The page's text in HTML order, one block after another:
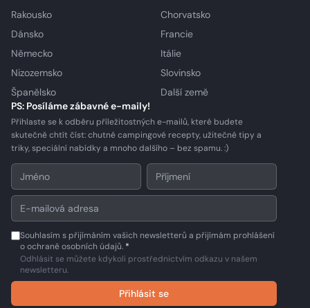
Rakousko
Chorvatsko
Dánsko
Francie
Německo
Itálie
Nizozemsko
Slovinsko
Španělsko
Další země
PS: Posíláme zábavné e-maily!
Přihlaste se k odběru příležitostných e-mailů, které budete
skutečně chtít číst: chutné campingové recepty, užitečné tipy a
triky, speciální nabídky a mnoho dalšího – bez spamu. :)
Souhlasím s přijímáním vašich newsletterů a přijímám prohlášení
o ochraně osobních údajů. *
Odhlásit se můžete kdykoli prostřednictvím odkazu v našem
newsletteru.
Přihlásit se